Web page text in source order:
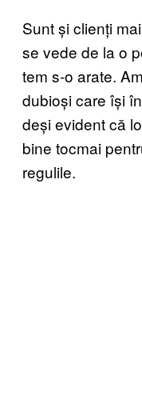
Sunt și clienți
se vede de la o
tem s-o arate.
dubioși care își
deși evident că
bine tocmai
regulile.